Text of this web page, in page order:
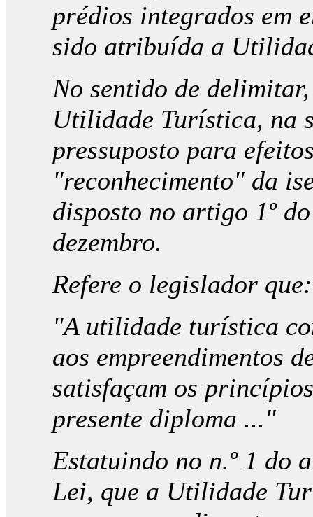
prédios integrados em
sido atribuída a
No sentido de
Utilidade Turística, na
pressuposto para
"reconhecimento" da
disposto no artigo 1º
dezembro.
Refere o legislador que:
"A utilidade turística
aos empreendimentos
satisfaçam os
presente diploma ..."
Estatuindo no n.º 1 do
Lei, que a Utilidade